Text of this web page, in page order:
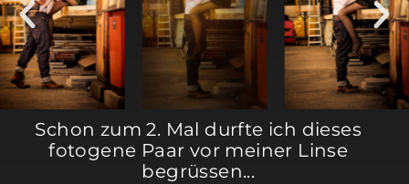
Schon zum 2. Mal durfte ich dieses
fotogene Paar vor meiner Linse
begrüssen...